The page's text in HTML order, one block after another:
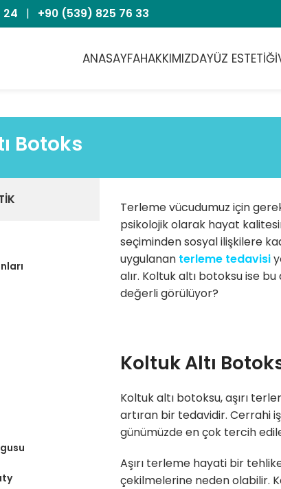
24 | +90 (539) 825 76 33
ANASAYFAHAKKIMIZDAYÜZ ESTETIĞI
Botoks
Terleme vücudumuz için
psikolojik olarak hayat
seçiminden sosyal ilişkilere
uygulanan terleme tedavisi
alır. Koltuk altı botoksu ise
değerli görülüyor?
Koltuk Altı
Koltuk altı botoksu, aşırı
artıran bir tedavidir. Cerrahi
günümüzde en çok tercih
Aşırı terleme hayati bir
çekilmelerine neden olabilir.